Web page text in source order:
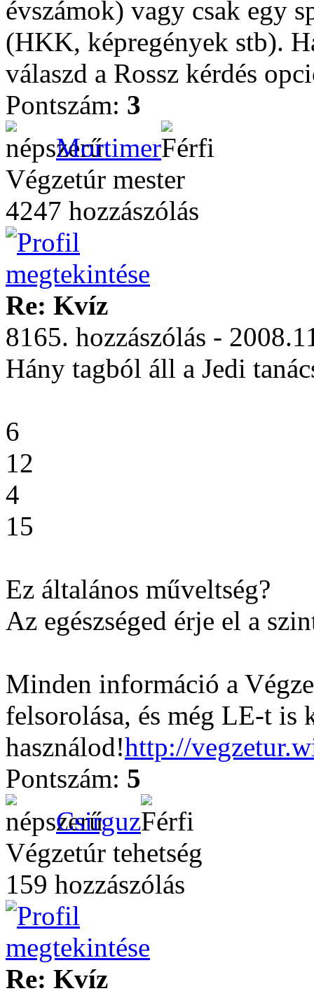
évszámok) vagy csak egy
(HKK, képregények stb).
válaszd a Rossz kérdés
Pontszám: 3
Mortimer
Végzetúr mester
4247 hozzászólás
Re: Kvíz
8165. hozzászólás -
Hány tagból áll a Jedi
6
12
4
15
Ez általános műveltség?
Az egészséged érje el a
Minden információ a
felsorolása, és még LE-t is
használod!http://
Pontszám: 5
Csirguz
Végzetúr tehetség
159 hozzászólás
Re: Kvíz